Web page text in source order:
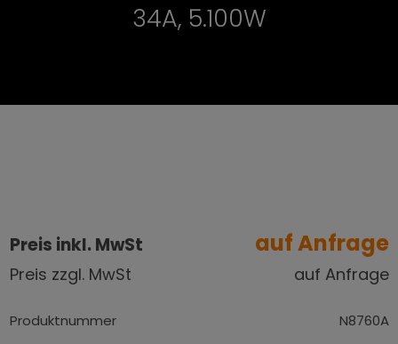
34A, 5.100W
Preis inkl. MwSt auf Anfrage
Preis zzgl. MwSt auf Anfrage
Produktnummer N8760A